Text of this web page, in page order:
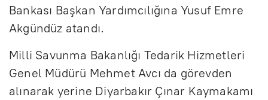
Bankası Başkan Yardımcılığına Yusuf Emre
Akgündüz atandı.
Milli Savunma Bakanlığı Tedarik Hizmetleri
Genel Müdürü Mehmet Avcı da görevden
alınarak yerine Diyarbakır Çınar Kaymakamı